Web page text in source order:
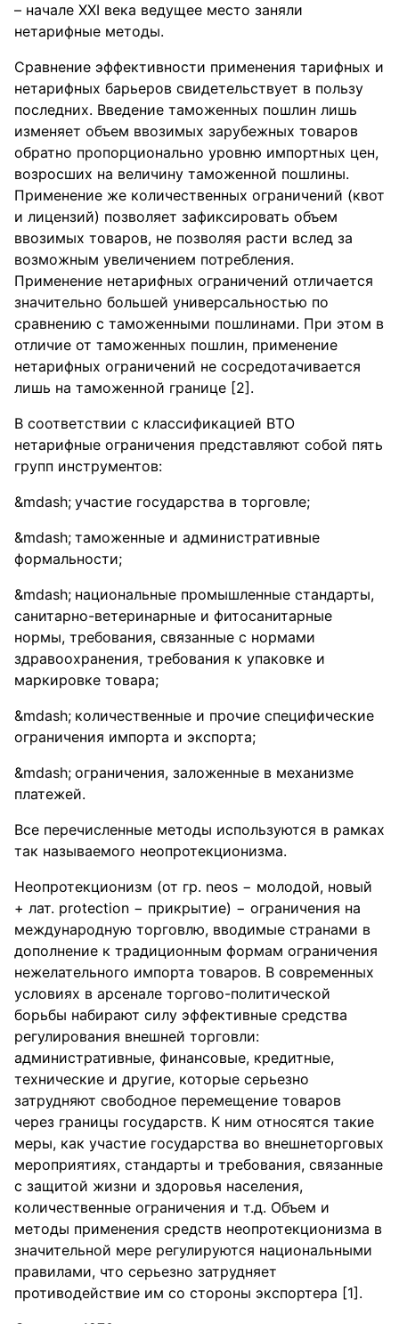
– начале ХХI века ведущее место заняли
нетарифные методы.
Сравнение эффективности применения тарифных и
нетарифных барьеров свидетельствует в пользу
последних. Введение таможенных пошлин лишь
изменяет объем ввозимых зарубежных товаров
обратно пропорционально уровню импортных цен,
возросших на величину таможенной пошлины.
Применение же количественных ограничений (квот
и лицензий) позволяет зафиксировать объем
ввозимых товаров, не позволяя расти вслед за
возможным увеличением потребления.
Применение нетарифных ограничений отличается
значительно большей универсальностью по
сравнению с таможенными пошлинами. При этом в
отличие от таможенных пошлин, применение
нетарифных ограничений не сосредотачивается
лишь на таможенной границе [2].
В соответствии с классификацией ВТО
нетарифные ограничения представляют собой пять
групп инструментов:
участие государства в торговле;
таможенные и административные
формальности;
национальные промышленные стандарты,
санитарно-ветеринарные и фитосанитарные
нормы, требования, связанные с нормами
здравоохранения, требования к упаковке и
маркировке товара;
количественные и прочие специфические
ограничения импорта и экспорта;
ограничения, заложенные в механизме
платежей.
Все перечисленные методы используются в рамках
так называемого неопротекционизма.
Неопротекционизм (от гр. neos − молодой, новый
+ лат. protection − прикрытие) − ограничения на
международную торговлю, вводимые странами в
дополнение к традиционным формам ограничения
нежелательного импорта товаров. В современных
условиях в арсенале торгово-политической
борьбы набирают силу эффективные средства
регулирования внешней торговли:
административные, финансовые, кредитные,
технические и другие, которые серьезно
затрудняют свободное перемещение товаров
через границы государств. К ним относятся такие
меры, как участие государства во внешнеторговых
мероприятиях, стандарты и требования, связанные
с защитой жизни и здоровья населения,
количественные ограничения и т.д. Объем и
методы применения средств неопротекционизма в
значительной мере регулируются национальными
правилами, что серьезно затрудняет
противодействие им со стороны экспортера [1].